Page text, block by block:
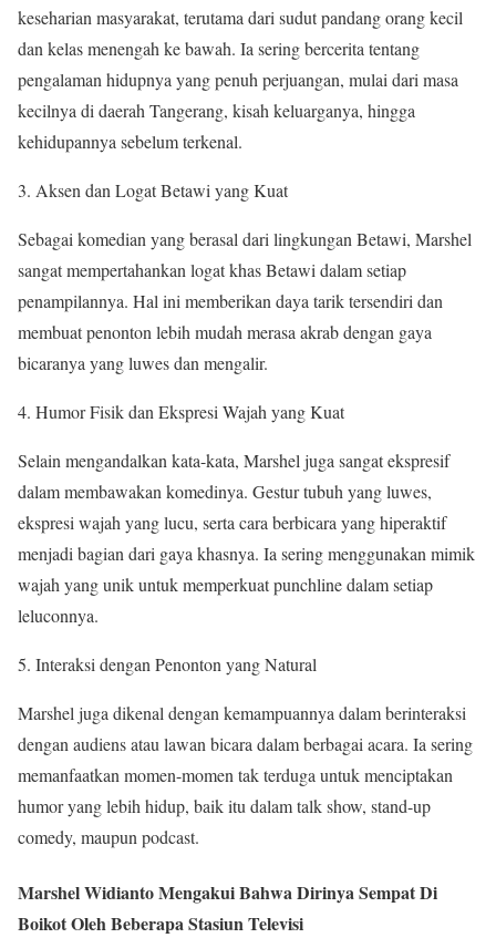
keseharian masyarakat, terutama dari sudut pandang orang kecil
dan kelas menengah ke bawah. Ia sering bercerita tentang
pengalaman hidupnya yang penuh perjuangan, mulai dari masa
kecilnya di daerah Tangerang, kisah keluarganya, hingga
kehidupannya sebelum terkenal.
Aksen dan Logat Betawi yang Kuat
Sebagai komedian yang berasal dari lingkungan Betawi, Marshel
sangat mempertahankan logat khas Betawi dalam setiap
penampilannya. Hal ini memberikan daya tarik tersendiri dan
membuat penonton lebih mudah merasa akrab dengan gaya
bicaranya yang luwes dan mengalir.
Humor Fisik dan Ekspresi Wajah yang Kuat
Selain mengandalkan kata-kata, Marshel juga sangat ekspresif
dalam membawakan komedinya. Gestur tubuh yang luwes,
ekspresi wajah yang lucu, serta cara berbicara yang hiperaktif
menjadi bagian dari gaya khasnya. Ia sering menggunakan mimik
wajah yang unik untuk memperkuat punchline dalam setiap
leluconnya.
Interaksi dengan Penonton yang Natural
Marshel juga dikenal dengan kemampuannya dalam berinteraksi
dengan audiens atau lawan bicara dalam berbagai acara. Ia sering
memanfaatkan momen-momen tak terduga untuk menciptakan
humor yang lebih hidup, baik itu dalam talk show, stand-up
comedy, maupun podcast.
Marshel Widianto Mengakui Bahwa Dirinya Sempat Di
Boikot Oleh Beberapa Stasiun Televisi